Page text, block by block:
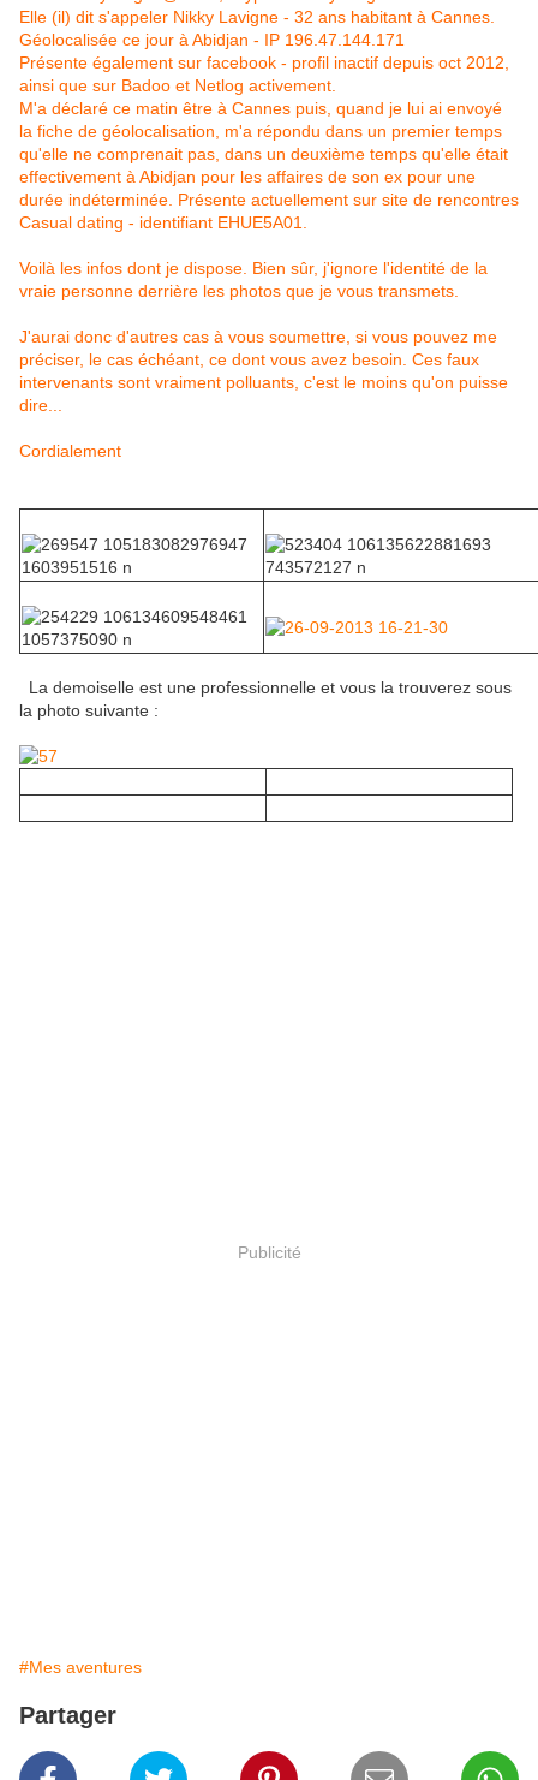
Elle (il) dit s'appeler Nikky Lavigne - 32 ans habitant à Cannes.
Géolocalisée ce jour à Abidjan - IP 196.47.144.171
Présente également sur facebook - profil inactif depuis oct 2012,
ainsi que sur Badoo et Netlog activement.
M'a déclaré ce matin être à Cannes puis, quand je lui ai envoyé
la fiche de géolocalisation, m'a répondu dans un premier temps
qu'elle ne comprenait pas, dans un deuxième temps qu'elle était
effectivement à Abidjan pour les affaires de son ex pour une
durée indéterminée. Présente actuellement sur site de rencontres
Casual dating - identifiant EHUE5A01.
Voilà les infos dont je dispose. Bien sûr, j'ignore l'identité de la
vraie personne derrière les photos que je vous transmets.
J'aurai donc d'autres cas à vous soumettre, si vous pouvez me
préciser, le cas échéant, ce dont vous avez besoin. Ces faux
intervenants sont vraiment polluants, c'est le moins qu'on puisse
dire...
Cordialement
La demoiselle est une professionnelle et vous la trouverez sous
la photo suivante :
Publicité
#Mes aventures
Partager